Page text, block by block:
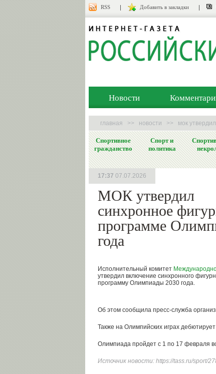
RSS Добавить в закладки
Новости
главная >> новости >> мок
Спортивное
гражданство
Спорт и
политика
МОК утвердил
синхронное
программе
года
17:37 07.07.2026
Исполнительный комитет
утвердил включение синхронного
программу Олимпиады 2030 года.
Об этом сообщила пресс-служба
Также на Олимпийских играх
Олимпиада пройдет с 1 по 17 февраля
Источник новости: https://tass.ru/sport/